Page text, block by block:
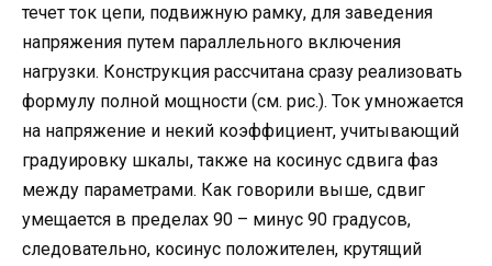
течет ток цепи, подвижную рамку, для заведения
напряжения путем параллельного включения
нагрузки. Конструкция рассчитана сразу реализовать
формулу полной мощности (см. рис.). Ток умножается
на напряжение и некий коэффициент, учитывающий
градуировку шкалы, также на косинус сдвига фаз
между параметрами. Как говорили выше, сдвиг
умещается в пределах 90 – минус 90 градусов,
следовательно, косинус положителен, крутящий